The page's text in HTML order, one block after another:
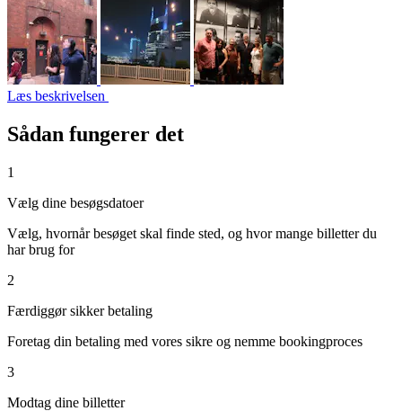
Læs beskrivelsen
Sådan fungerer det
1
Vælg dine besøgsdatoer
Vælg, hvornår besøget skal finde sted, og hvor mange billetter du
har brug for
2
Færdiggør sikker betaling
Foretag din betaling med vores sikre og nemme bookingproces
3
Modtag dine billetter